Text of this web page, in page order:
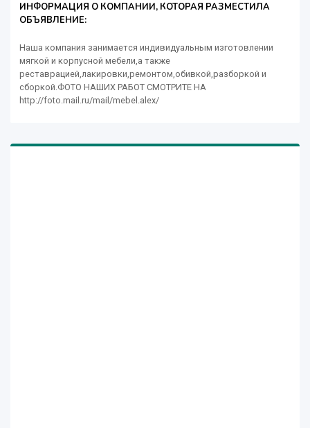
ИНФОРМАЦИЯ О КОМПАНИИ, КОТОРАЯ РАЗМЕСТИЛА
ОБЪЯВЛЕНИЕ:
Наша компания занимается индивидуальным изготовлении
мягкой и корпусной мебели,а также
реставрацией,лакировки,ремонтом,обивкой,разборкой и
сборкой.ФОТО НАШИХ РАБОТ СМОТРИТЕ НА
http://foto.mail.ru/mail/mebel.alex/